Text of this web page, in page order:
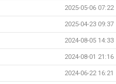
2025-05-06 07:22
2025-04-23 09:37
2024-08-05 14:33
2024-08-01 21:16
2024-06-22 16:21